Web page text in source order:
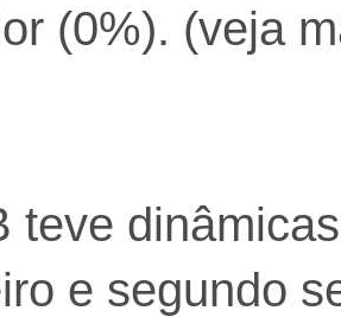
(0%). (veja
teve
e segundo